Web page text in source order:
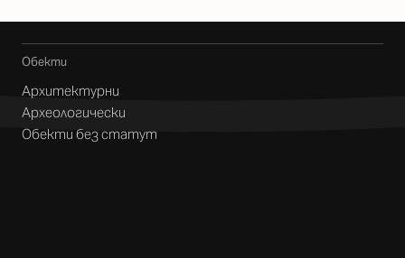
Обекти
Архитектурни
Археологически
Обекти без статут